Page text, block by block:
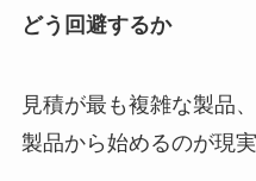
どう回避するか
見積が最も複雑な製品
製品から始めるのが現実